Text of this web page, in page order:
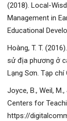
(2018). Local-
Management in
Educational
Hoàng, T. T.
sử địa phương ở
Lạng Sơn. Tạp chí
Joyce, B., Weil,
Centers for
https://